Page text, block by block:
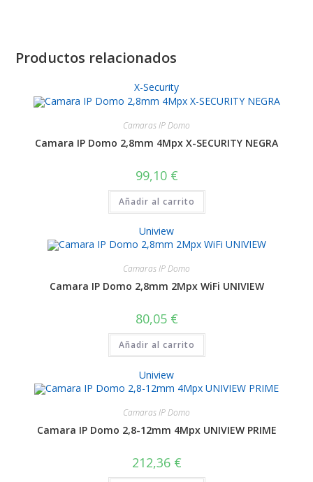
Productos relacionados
X-Security
Camaras IP Domo
Camara IP Domo 2,8mm 4Mpx X-SECURITY NEGRA
99,10 €
Añadir al carrito
Uniview
Camaras IP Domo
Camara IP Domo 2,8mm 2Mpx WiFi UNIVIEW
80,05 €
Añadir al carrito
Uniview
Camaras IP Domo
Camara IP Domo 2,8-12mm 4Mpx UNIVIEW PRIME
212,36 €